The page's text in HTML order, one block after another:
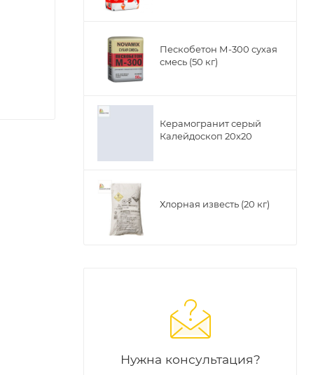
Пескобетон М-300 сухая
смесь (50 кг)
Керамогранит серый
Калейдоскоп 20х20
Хлорная известь (20 кг)
Нужна консультация?